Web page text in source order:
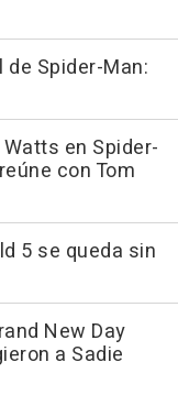
de Spider-Man:
en Spider-
con Tom
5 se queda sin
New Day
a Sadie